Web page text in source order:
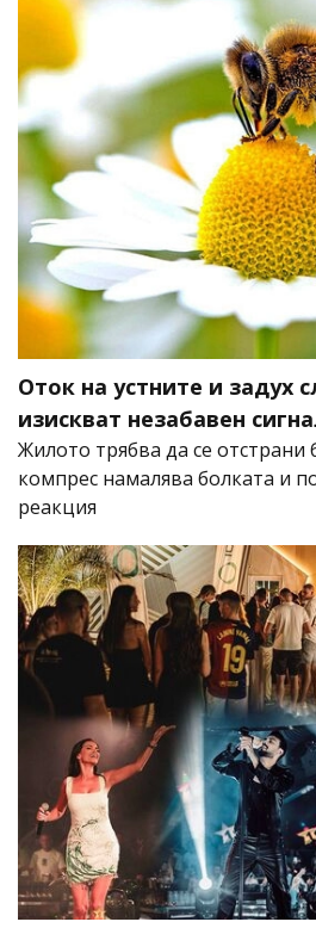
Оток на устните и задух
изискват незабавен
Жилото трябва да се отстрани
компрес намалява болката и
реакция